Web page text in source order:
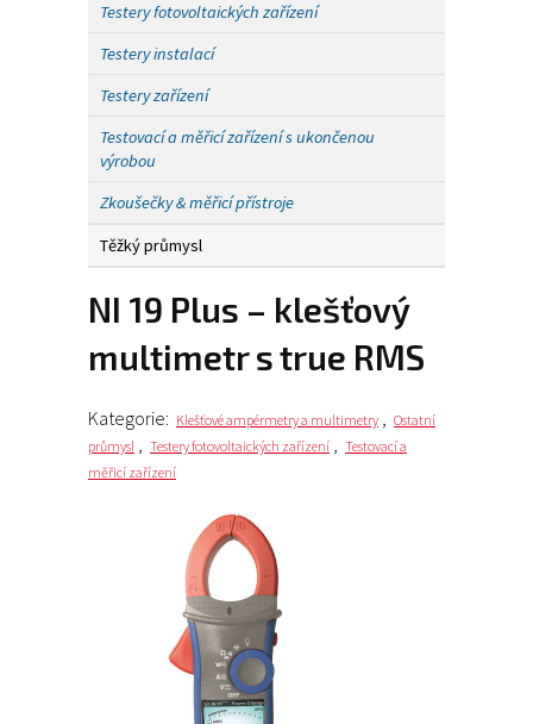
Testery fotovoltaických zařízení
Testery instalací
Testery zařízení
Testovací a měřicí zařízení s ukončenou
výrobou
Zkoušečky & měřicí přístroje
Těžký průmysl
NI 19 Plus – klešťový
multimetr s true RMS
Kategorie: Klešťové ampérmetry a multimetry , Ostatní
průmysl , Testery fotovoltaických zařízení , Testovací a
měřicí zařízení